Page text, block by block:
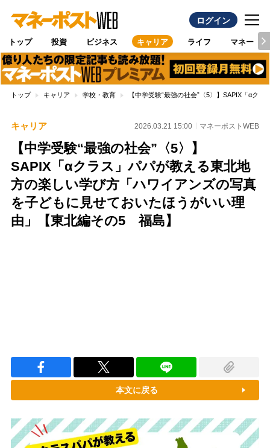
ログイン
トップ 投資 ビジネス キャリア ライフ マネー
トップ キャリア 学校・教育 【中学受験“最強の社会”〈5〉】SAPIX「αク
キャリア 2026.03.21 15:00 マネーポストWEB
【中学受験“最強の社会”〈5〉】
SAPIX「αクラス」パパが教える東北地
方の楽しい学び方「ハワイアンズの写真
を子どもに見せておいたほうがいい理
由」【東北編その5 福島】
本文に戻る